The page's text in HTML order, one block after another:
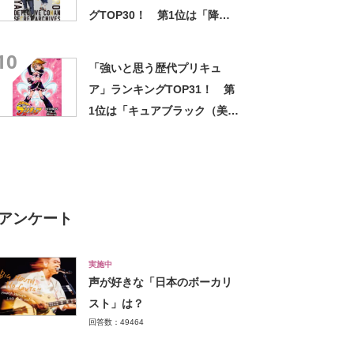
グTOP30！ 第1位は「降谷
「強いと思う歴代プリキュ
ア」ランキングTOP31！ 第
1位は「キュアブラック（美墨
アンケート
実施中
声が好きな「日本のボーカリ
スト」は？
回答数：49464